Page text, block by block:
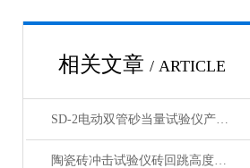
相关文章 / ARTICLE
SD-2电动双管砂当量试验仪产品展示
陶瓷砖冲击试验仪砖回跳高度恢复系数抗冲击性产品展示